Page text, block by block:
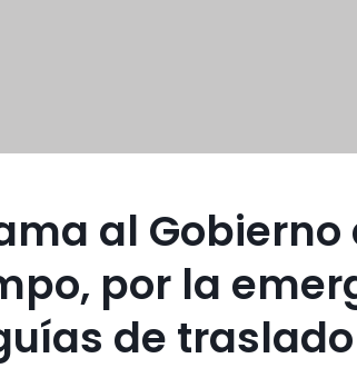
al
por la
de traslado